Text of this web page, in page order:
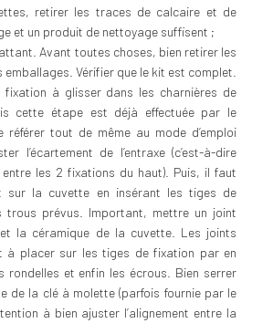
retirer les traces de calcaire et de
et un produit de nettoyage suffisent ;
Avant toutes choses, bien retirer les
Vérifier que le kit est complet.
à glisser dans les charnières de
cette étape est déjà effectuée par le
référer tout de même au mode d’emploi
l’écartement de l’entraxe (c’est-à-dire
entre les 2 fixations du haut). Puis, il faut
sur la cuvette en insérant les tiges de
trous prévus. Important, mettre un joint
la céramique de la cuvette. Les joints
à placer sur les tiges de fixation par en
rondelles et enfin les écrous. Bien serrer
de la clé à molette (parfois fournie par le
à bien ajuster l’alignement entre la